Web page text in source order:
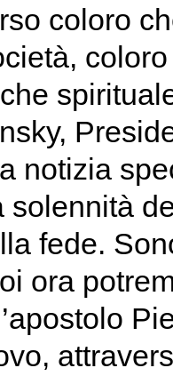
coloro
notizia
solennità
fede.
ora